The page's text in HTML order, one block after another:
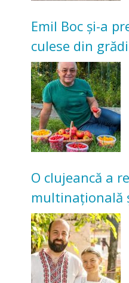
Emil Boc și-a
culese din
nu poate oferi
O clujeancă a
multinațională
Acum cultivă
bunicilor